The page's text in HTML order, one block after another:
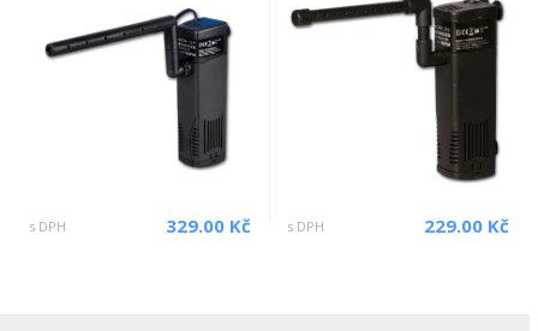
s DPH 329.00 Kč s DPH 229.00 Kč